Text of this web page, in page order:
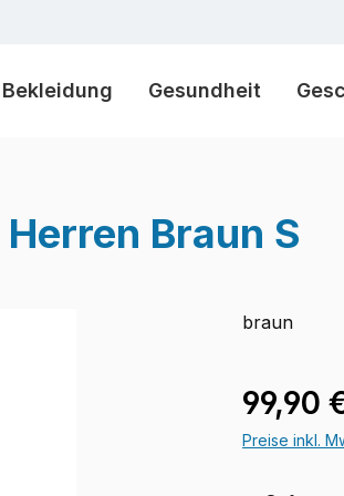
Bekleidung Gesundheit
Braun S
braun
99,90
Preise inkl.